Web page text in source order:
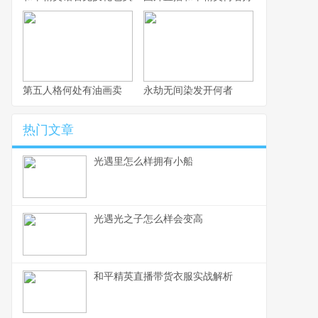
第五人格何处有油画卖 永劫无间染发开何者
热门文章
光遇里怎么样拥有小船
光遇光之子怎么样会变高
和平精英直播带货衣服实战解析